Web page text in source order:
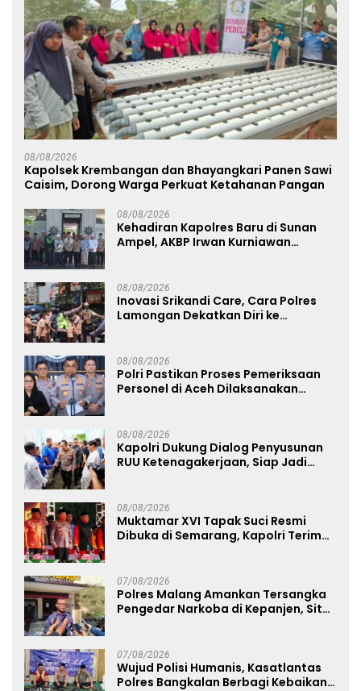
08/08/2026
Kapolsek Krembangan dan Bhayangkari Panen Sawi
Caisim, Dorong Warga Perkuat Ketahanan Pangan
08/08/2026
Kehadiran Kapolres Baru di Sunan
Ampel, AKBP Irwan Kurniawan
08/08/2026
Inovasi Srikandi Care, Cara Polres
Lamongan Dekatkan Diri ke
08/08/2026
Polri Pastikan Proses Pemeriksaan
Personel di Aceh Dilaksanakan
08/08/2026
Kapolri Dukung Dialog Penyusunan
RUU Ketenagakerjaan, Siap Jadi
08/08/2026
Muktamar XVI Tapak Suci Resmi
Dibuka di Semarang, Kapolri Terima
07/08/2026
Polres Malang Amankan Tersangka
Pengedar Narkoba di Kepanjen, Sita
07/08/2026
Wujud Polisi Humanis, Kasatlantas
Polres Bangkalan Berbagi Kebaikan